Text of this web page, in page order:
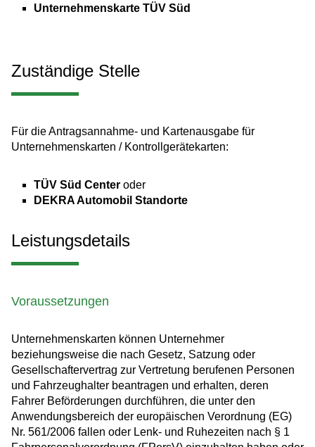
Unternehmenskarte TÜV Süd
Zuständige Stelle
Für die Antragsannahme- und Kartenausgabe für
Unternehmenskarten / Kontrollgerätekarten:
TÜV Süd Center oder
DEKRA Automobil Standorte
Leistungsdetails
Voraussetzungen
Unternehmenskarten können Unternehmer
beziehungsweise die nach Gesetz, Satzung oder
Gesellschaftervertrag zur Vertretung berufenen Personen
und Fahrzeughalter beantragen und erhalten, deren
Fahrer Beförderungen durchführen, die unter den
Anwendungsbereich der europäischen Verordnung (EG)
Nr. 561/2006 fallen oder Lenk- und Ruhezeiten nach § 1